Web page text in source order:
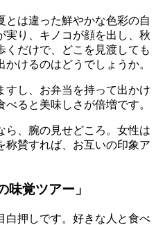
とは違った鮮やかな色彩の自
実り、キノコが顔を出し、秋
だけで、どこを見渡しても
けるのはどうでしょうか。
すし、お弁当を持って出かけ
ると美味しさが倍増です。
ら、腕の見せどころ。女性は
称賛すれば、お互いの印象ア
味覚ツアー」
白押しです。好きな人と食べ